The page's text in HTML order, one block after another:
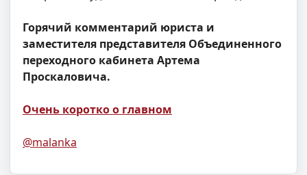
Горячий комментарий юриста и
заместителя представителя Объединенного
переходного кабинета Артема
Проскаловича.
Очень коротко о главном
@malanka